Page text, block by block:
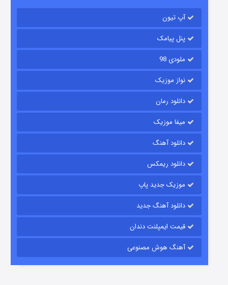
رویایی برای تو
قسمت
آپ تیون
پنل پیامک
ملودی 98
نواز موزیک
دانلود رمان
میفا موزیک
دانلود آهنگ
دانلود ریمکس
موزیک جدید پاپ
دانلود آهنگ جدید
قیمت ایمپلنت دندان
آهنگ هوش مصنوعی